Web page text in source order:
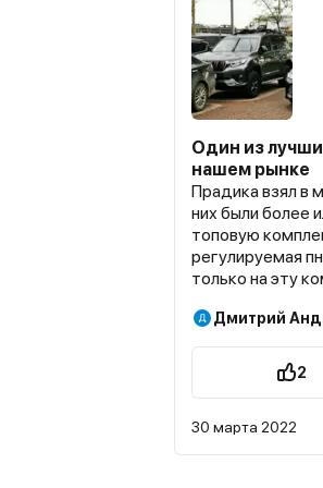
Один из
нашем рынке
Прадика взял в
них были более
топовую
регулируемая
только на эту
трасс в Питер и
Кстати,
спорт+ и тд)
комфорте
"мягкая" и
становится как
Дмитрий
2
30 марта 2022